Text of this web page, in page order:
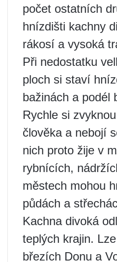
počet ostatních
hnízdišti kachny
rákosí a vysoká
Při nedostatku
ploch si staví
bažinách a podél
Rychle si
člověka a nebojí
nich proto žije v
rybnících,
městech mohou
půdách a
Kachna divoká
teplých krajin.
březích Donu a